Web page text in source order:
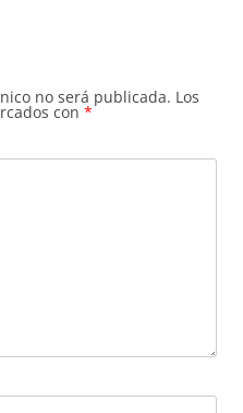
no será publicada. Los
con *